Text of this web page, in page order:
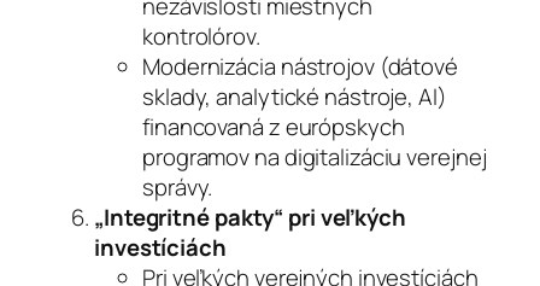
kontrolórov.
Modernizácia nástrojov (dátové
sklady, analytické nástroje, AI)
financovaná z európskych
programov na digitalizáciu verejnej
správy.
„Integritné pakty“ pri veľkých
investíciách
Pri veľkých verejných investíciách